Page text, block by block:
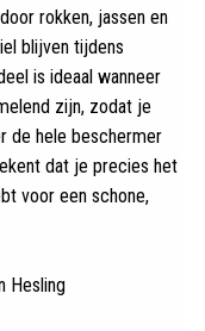
rokken, jassen en
blijven tijdens
is ideaal wanneer
zijn, zodat je
de hele beschermer
dat je precies het
voor een schone,
Hesling